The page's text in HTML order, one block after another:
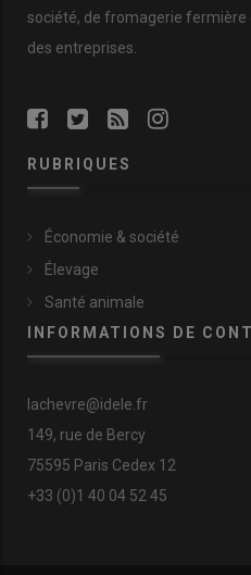
2 - « Je suis
comme éleveuse de
1 -
« J’ai enfin
installer mon
société, de fromagerie fermière
des entreprises.
RUBRIQUES
Économie & société
Élevage
Santé animale
INFORMATIONS DE
lachevre@idele.fr
149, rue de Bercy
75595 Paris Cedex 12
+33 (0)1 40 04 52 45